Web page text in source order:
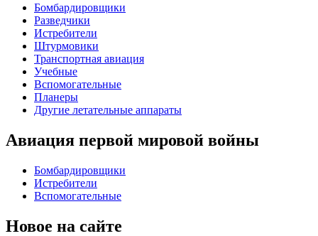
Бомбардировщики
Разведчики
Истребители
Штурмовики
Транспортная авиация
Учебные
Вспомогательные
Планеры
Другие летательные аппараты
Авиация первой мировой войны
Бомбардировщики
Истребители
Вспомогательные
Новое на сайте